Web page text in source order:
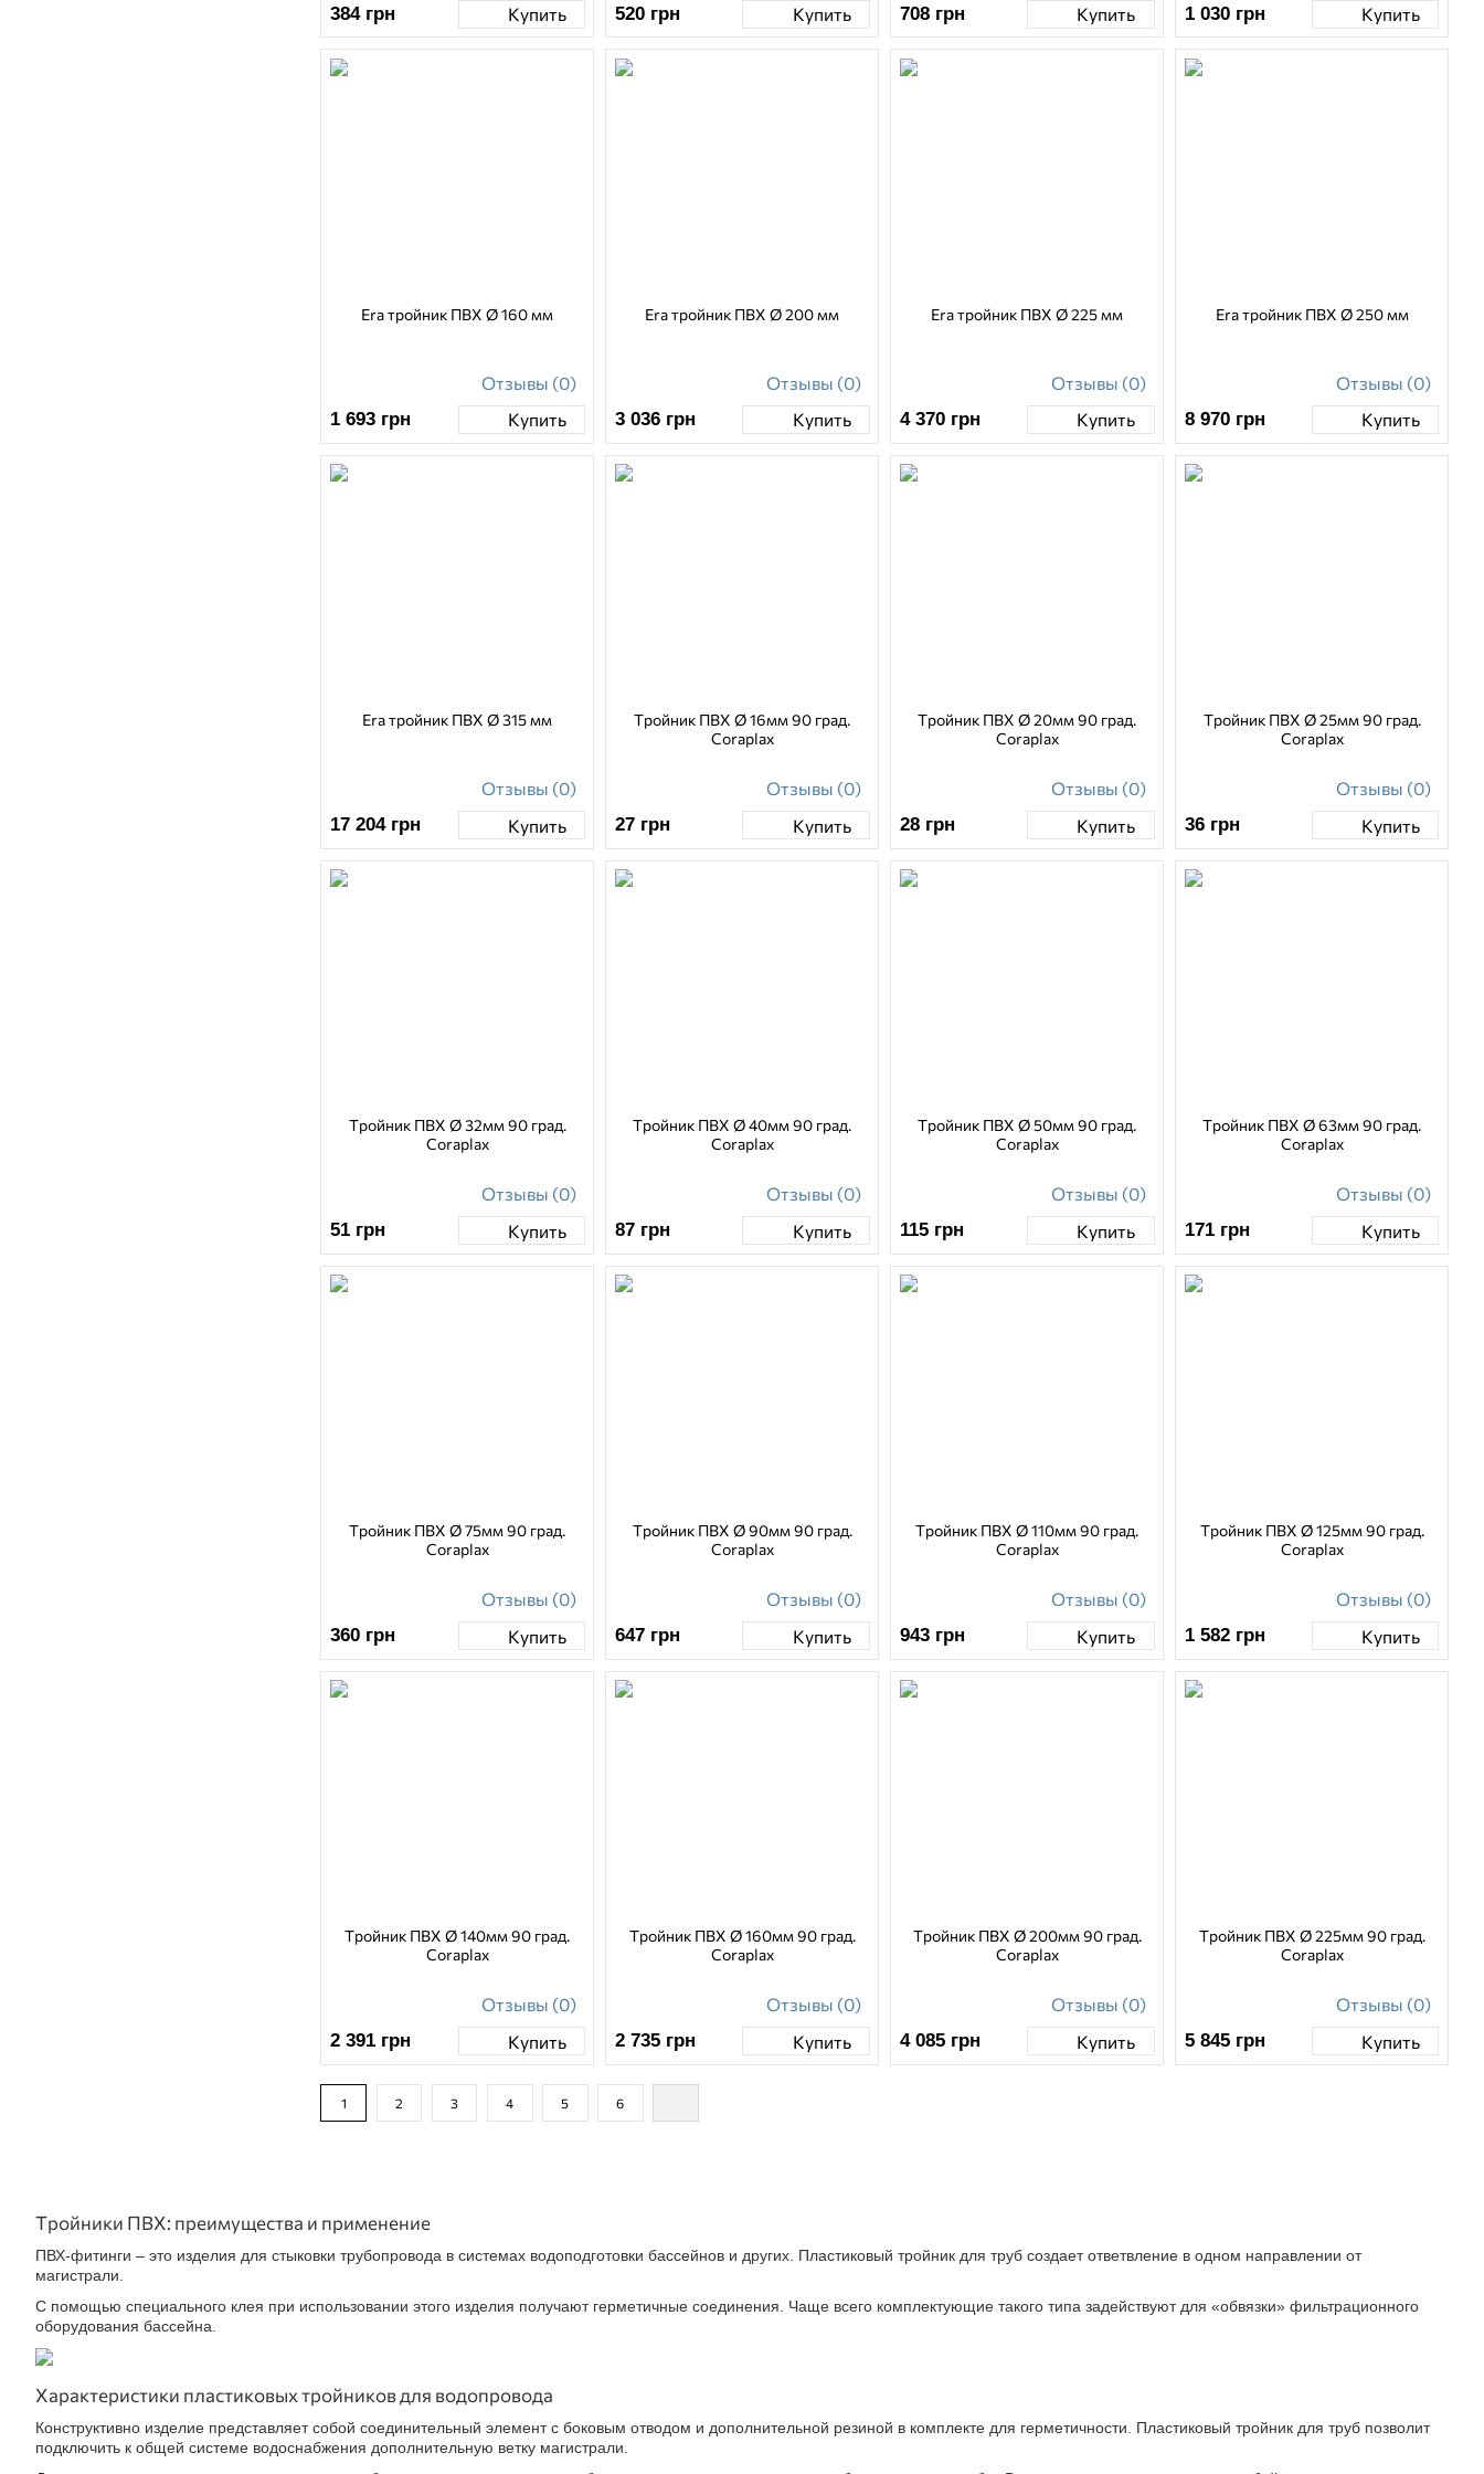
384 грн Купить
520 грн Купить
708 грн Купить
1 030 грн Купить
Era тройник ПВХ Ø 160 мм
Отзывы (0)
1 693 грн Купить
Era тройник ПВХ Ø 200 мм
Отзывы (0)
3 036 грн Купить
Era тройник ПВХ Ø 225 мм
Отзывы (0)
4 370 грн Купить
Era тройник ПВХ Ø 250 мм
Отзывы (0)
8 970 грн Купить
Era тройник ПВХ Ø 315 мм
Отзывы (0)
17 204 грн Купить
Тройник ПВХ Ø 16мм 90 град.
Coraplax
Отзывы (0)
27 грн Купить
Тройник ПВХ Ø 20мм 90 град.
Coraplax
Отзывы (0)
28 грн Купить
Тройник ПВХ Ø 25мм 90 град.
Coraplax
Отзывы (0)
36 грн Купить
Тройник ПВХ Ø 32мм 90 град.
Coraplax
Отзывы (0)
51 грн Купить
Тройник ПВХ Ø 40мм 90 град.
Coraplax
Отзывы (0)
87 грн Купить
Тройник ПВХ Ø 50мм 90 град.
Coraplax
Отзывы (0)
115 грн Купить
Тройник ПВХ Ø 63мм 90 град.
Coraplax
Отзывы (0)
171 грн Купить
Тройник ПВХ Ø 75мм 90 град.
Coraplax
Отзывы (0)
360 грн Купить
Тройник ПВХ Ø 90мм 90 град.
Coraplax
Отзывы (0)
647 грн Купить
Тройник ПВХ Ø 110мм 90 град.
Coraplax
Отзывы (0)
943 грн Купить
Тройник ПВХ Ø 125мм 90 град.
Coraplax
Отзывы (0)
1 582 грн Купить
Тройник ПВХ Ø 140мм 90 град.
Coraplax
Отзывы (0)
2 391 грн Купить
Тройник ПВХ Ø 160мм 90 град.
Coraplax
Отзывы (0)
2 735 грн Купить
Тройник ПВХ Ø 200мм 90 град.
Coraplax
Отзывы (0)
4 085 грн Купить
Тройник ПВХ Ø 225мм 90 град.
Coraplax
Отзывы (0)
5 845 грн Купить
1 2 3 4 5 6
Тройники ПВХ: преимущества и применение
ПВХ-фитинги – это изделия для стыковки трубопровода в системах водоподготовки бассейнов и других. Пластиковый тройник для труб создает ответвление в одном направлении от
магистрали.
С помощью специального клея при использовании этого изделия получают герметичные соединения. Чаще всего комплектующие такого типа задействуют для «обвязки» фильтрационного
оборудования бассейна.
Характеристики пластиковых тройников для водопровода
Конструктивно изделие представляет собой соединительный элемент с боковым отводом и дополнительной резиной в комплекте для герметичности. Пластиковый тройник для труб позволит
подключить к общей системе водоснабжения дополнительную ветку магистрали.